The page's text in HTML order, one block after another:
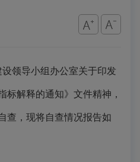
领导小组办公室关于印发
标解释的通知》文件精神，
查，现将自查情况报告如